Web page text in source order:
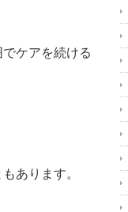
ケアを続ける
あります。